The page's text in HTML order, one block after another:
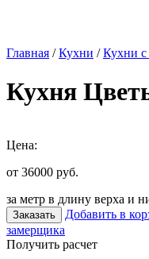
Главная /Кухни /Кухни с
Кухня
Цена:
от 36000 руб.
за метр в длину верха и
Заказать Добавить в
замерщика
Получить расчет